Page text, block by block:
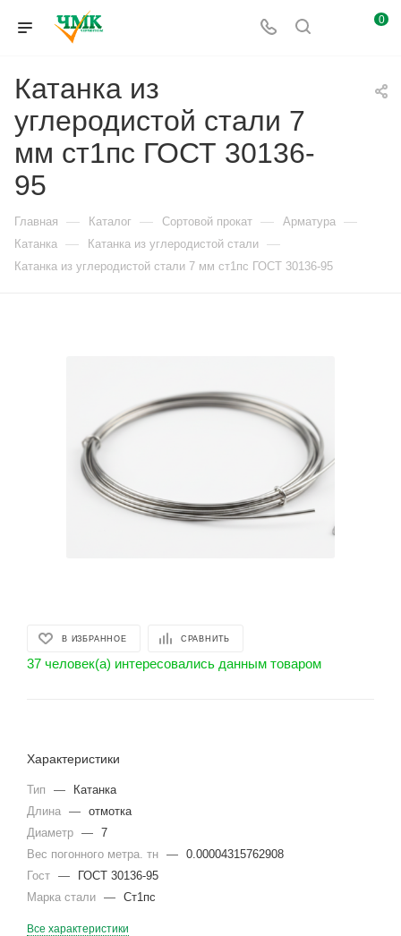
0
Катанка из
углеродистой стали 7
мм ст1пс ГОСТ 30136-
95
Главная — Каталог — Сортовой прокат — Арматура —
Катанка — Катанка из углеродистой стали —
Катанка из углеродистой стали 7 мм ст1пс ГОСТ 30136-95
В ИЗБРАННОЕ СРАВНИТЬ
37 человек(а) интересовались данным товаром
Характеристики
Тип —
Катанка
Длина — отмотка
Диаметр — 7
Вес погонного метра. тн — 0.00004315762908
Гост —
ГОСТ 30136-95
Марка стали — Ст1пс
Все характеристики